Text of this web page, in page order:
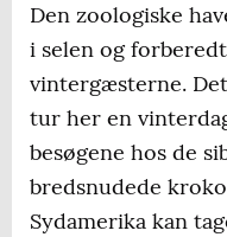
Den zoologiske
i selen og
vintergæsterne.
tur her en
besøgene hos de
bredsnudede
Sydamerika kan